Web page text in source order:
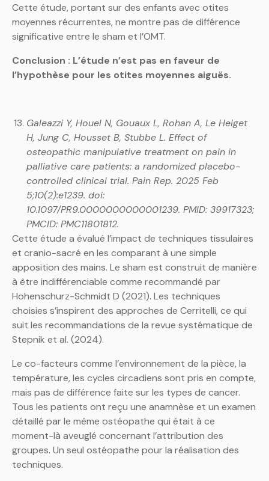
Cette étude, portant sur des enfants avec otites
moyennes récurrentes, ne montre pas de différence
significative entre le sham et l’OMT.
Conclusion : L’étude n’est pas en faveur de
l’hypothèse pour les otites moyennes aiguës.
Galeazzi Y, Houel N, Gouaux L, Rohan A, Le Heiget
H, Jung C, Housset B, Stubbe L. Effect of
osteopathic manipulative treatment on pain in
palliative care patients: a randomized placebo-
controlled clinical trial. Pain Rep. 2025 Feb
5;10(2):e1239. doi:
10.1097/PR9.0000000000001239. PMID: 39917323;
PMCID: PMC11801812.
Cette étude a évalué l’impact de techniques tissulaires
et cranio-sacré en les comparant à une simple
apposition des mains. Le sham est construit de manière
à être indifférenciable comme recommandé par
Hohenschurz-Schmidt D (2021). Les techniques
choisies s’inspirent des approches de Cerritelli, ce qui
suit les recommandations de la revue systématique de
Stepnik et al. (2024).
Le co-facteurs comme l’environnement de la pièce, la
température, les cycles circadiens sont pris en compte,
mais pas de différence faite sur les types de cancer.
Tous les patients ont reçu une anamnèse et un examen
détaillé par le même ostéopathe qui était à ce
moment-là aveuglé concernant l’attribution des
groupes. Un seul ostéopathe pour la réalisation des
techniques.